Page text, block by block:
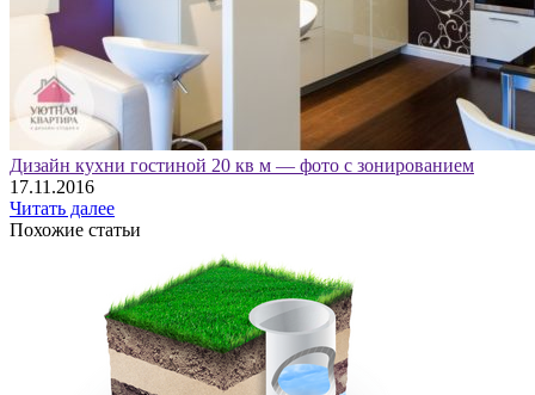
Дизайн кухни гостиной 20 кв м — фото с зонированием
17.11.2016
Читать далее
Похожие статьи